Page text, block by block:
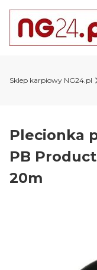
Sklep karpiowy NG24.pl
Plecionka
PB
20m